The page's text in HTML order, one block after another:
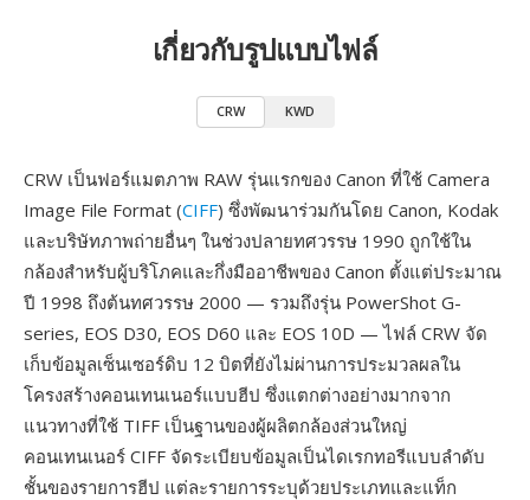
เกี่ยวกับรูปแบบไฟล์
CRW KWD
CRW เป็นฟอร์แมตภาพ RAW รุ่นแรกของ Canon ที่ใช้ Camera
Image File Format (CIFF) ซึ่งพัฒนาร่วมกันโดย Canon, Kodak
และบริษัทภาพถ่ายอื่นๆ ในช่วงปลายทศวรรษ 1990 ถูกใช้ใน
กล้องสำหรับผู้บริโภคและกึ่งมืออาชีพของ Canon ตั้งแต่ประมาณ
ปี 1998 ถึงต้นทศวรรษ 2000 — รวมถึงรุ่น PowerShot G-
series, EOS D30, EOS D60 และ EOS 10D — ไฟล์ CRW จัด
เก็บข้อมูลเซ็นเซอร์ดิบ 12 บิตที่ยังไม่ผ่านการประมวลผลใน
โครงสร้างคอนเทนเนอร์แบบฮีป ซึ่งแตกต่างอย่างมากจาก
แนวทางที่ใช้ TIFF เป็นฐานของผู้ผลิตกล้องส่วนใหญ่
คอนเทนเนอร์ CIFF จัดระเบียบข้อมูลเป็นไดเรกทอรีแบบลำดับ
ชั้นของรายการฮีป แต่ละรายการระบุด้วยประเภทและแท็ก